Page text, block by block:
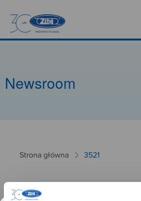
Newsroom
Strona główna 3521
3521